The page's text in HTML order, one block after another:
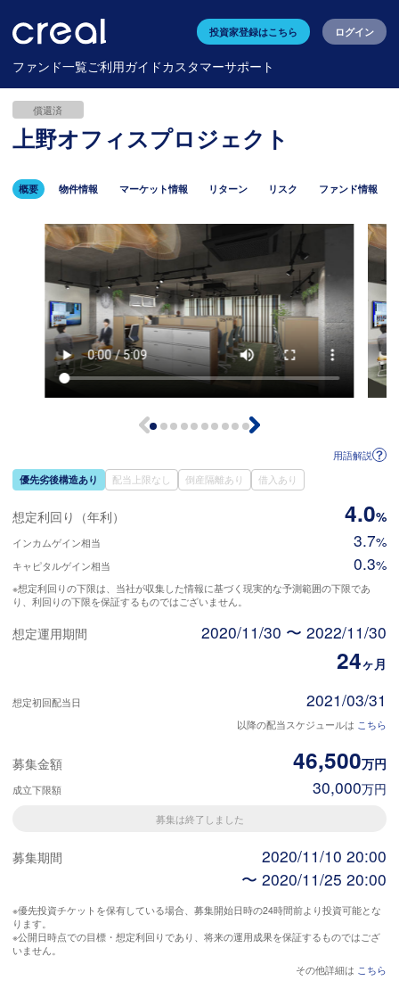
投資家登録はこちら ログイン
ファンド一覧ご利用ガイドカスタマーサポート
償還済
上野オフィスプロジェクト
概要 物件情報 マーケット情報 リターン リスク ファンド情報
用語解説
優先劣後構造あり
配当上限なし 倒産隔離あり 借入あり
想定利回り（年利） 4.0%
インカムゲイン相当 3.7%
キャピタルゲイン相当 0.3%
※想定利回りの下限は、当社が収集した情報に基づく現実的な予測範囲の下限であ
り、利回りの下限を保証するものではございません。
想定運用期間 2020/11/30 〜 2022/11/30
24ヶ月
想定初回配当日 2021/03/31
以降の配当スケジュールは こちら
募集金額 46,500万円
成立下限額 30,000万円
募集は終了しました
募集期間
2020/11/10 20:00
〜 2020/11/25 20:00
※優先投資チケットを保有している場合、募集開始日時の24時間前より投資可能とな
ります。
※公開日時点での目標・想定利回りであり、将来の運用成果を保証するものではござ
いません。
その他詳細は こちら